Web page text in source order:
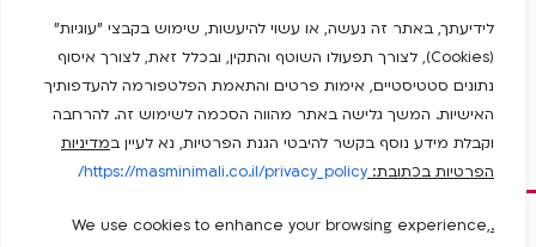
לידיעתך, באתר זה נעשה, או עשוי להיעשות, שימוש בקבצי "עוגיות"
(Cookies), לצורך תפעולו השוטף והתקין, ובכלל זאת, לצורך איסוף
נתונים סטטיסטיים, אימות פרטים והתאמת הפלטפורמה להעדפותיך
האישיות. המשך גלישה באתר מהווה הסכמה לשימוש זה. להרחבה
וקבלת מידע נוסף בקשר להיבטי הגנת הפרטיות, נא לעיין במדיניות
הפרטיות בכתובת: https://masminimali.co.il/privacy_policy/
.
We use cookies to enhance your browsing experience,
הדו"ח השנתי לשנת 2022. האורכה ניתנה על ידי שרת
האוצר […]